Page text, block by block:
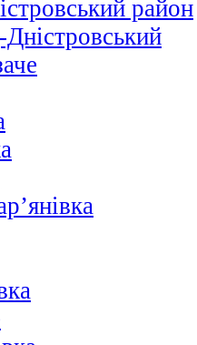
район
Дністровський